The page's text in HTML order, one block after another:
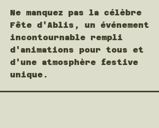
Ne manquez pas la célèbre
Fête d'Ablis, un événement
incontournable rempli
d'animations pour tous et
d'une atmosphère festive
unique.